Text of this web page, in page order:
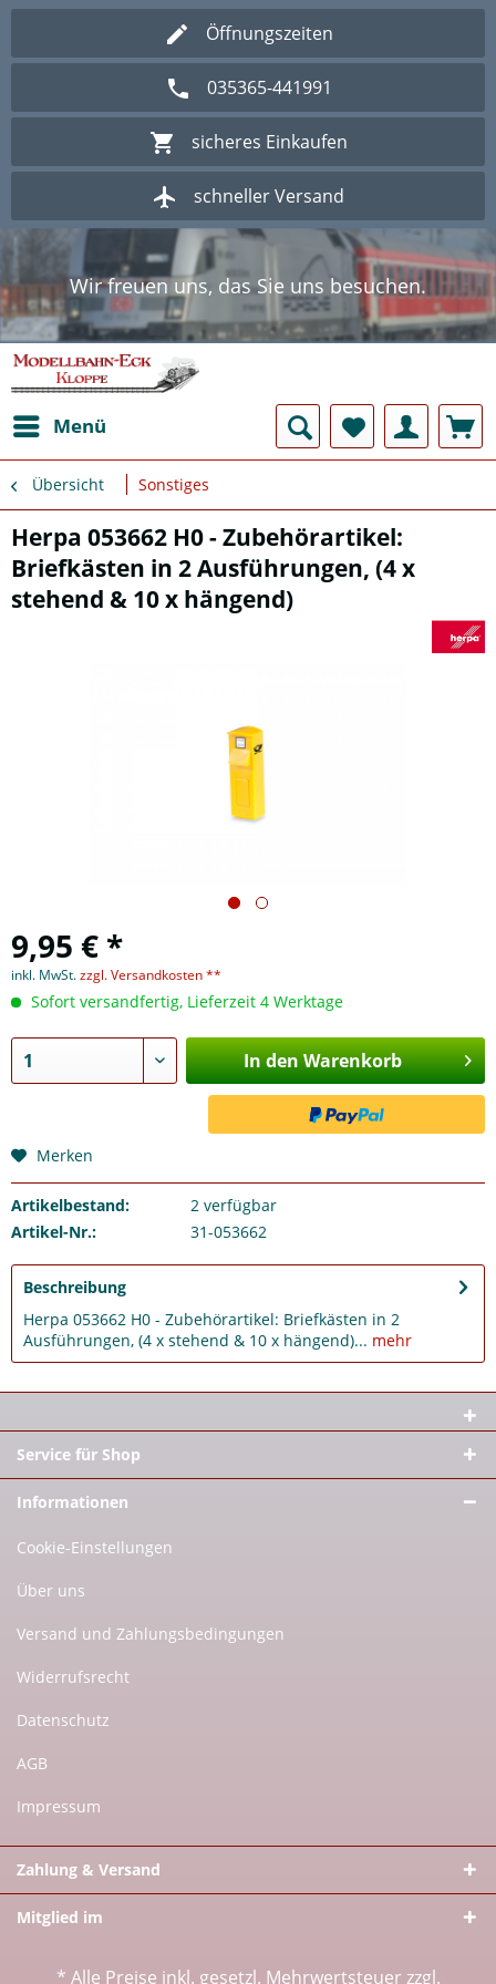
Öffnungszeiten
035365-441991
sicheres Einkaufen
schneller Versand
Wir freuen uns, das Sie uns besuchen.
Herzlich Willkommen im Onlineshop
Modellbahn - Eck Kloppe.
Wir freuen uns, das Sie uns besuchen.
Herzlich Willkommen im Onlineshop
Modellbahn - Eck Kloppe.
Menü
Übersicht Sonstiges
Herpa 053662 H0 - Zubehörartikel:
Briefkästen in 2 Ausführungen, (4 x
stehend & 10 x hängend)
9,95 € *
inkl. MwSt.zzgl. Versandkosten **
Sofort versandfertig, Lieferzeit 4 Werktage
In den Warenkorb
Merken
Artikelbestand: 2verfügbar
Artikel-Nr.:
31-053662
Beschreibung
Herpa 053662 H0 - Zubehörartikel: Briefkästen in 2
Ausführungen, (4 x stehend & 10 x hängend)... mehr
Service für Shop
Informationen
Cookie-Einstellungen
Über uns
Versand und Zahlungsbedingungen
Widerrufsrecht
Datenschutz
AGB
Impressum
Zahlung & Versand
Mitglied im
* Alle Preise inkl. gesetzl. Mehrwertsteuer zzgl.